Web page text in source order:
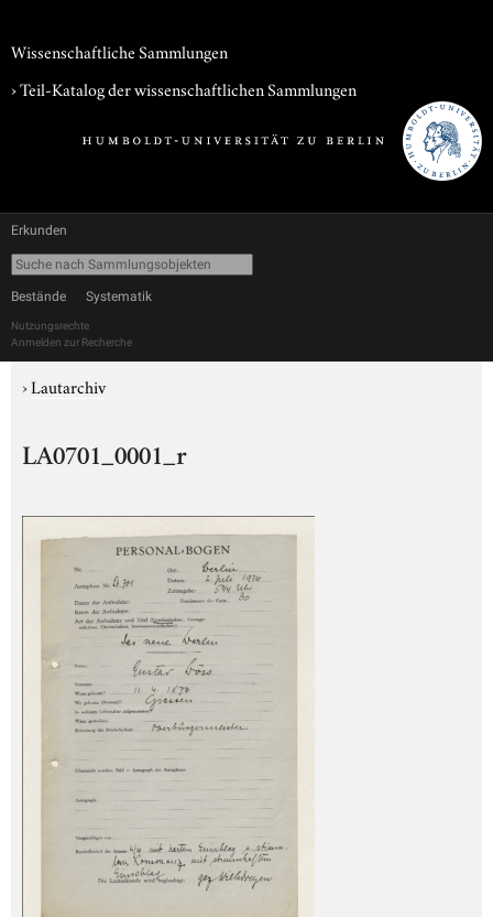
Wissenschaftliche Sammlungen
› Teil-Katalog der wissenschaftlichen Sammlungen
Erkunden
Bestände Systematik
Nutzungsrechte
Anmelden zur Recherche
›Lautarchiv
LA0701_0001_r